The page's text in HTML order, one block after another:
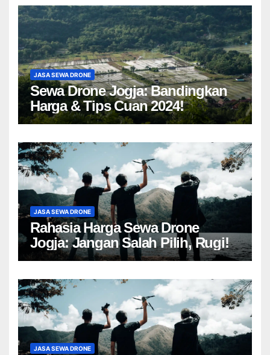
JASA SEWA DRONE
Sewa Drone Jogja: Bandingkan
Harga & Tips Cuan 2024!
JASA SEWA DRONE
Rahasia Harga Sewa Drone
Jogja: Jangan Salah Pilih, Rugi!
JASA SEWA DRONE